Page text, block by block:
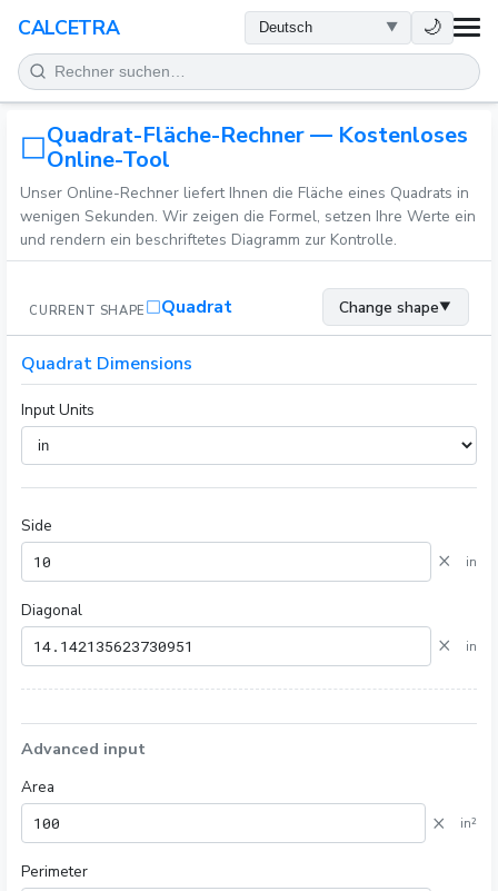
CALCETRA 🌙
MATHEMATIK
UMWANDLUNGEN
WISSENSCHAFT
ALLTAG
ANDERE TOOLS
Quadrat-Fläche-Rechner — Kostenloses
Online-Tool
Unser Online-Rechner liefert Ihnen die Fläche eines Quadrats in
wenigen Sekunden. Wir zeigen die Formel, setzen Ihre Werte ein
und rendern ein beschriftetes Diagramm zur Kontrolle.
CURRENT SHAPE Quadrat Change shape▼
Quadrat Dimensions
Input Units
Side
× in
Diagonal
× in
Advanced input
Area
× in²
Perimeter